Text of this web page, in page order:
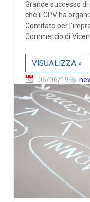
Grande successo
che il CPV ha
Comitato per
Commercio di
VISUALIZZA »
05/06/19